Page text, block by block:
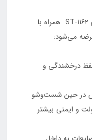
برای راحتی بیشتر، سینک ظرفشویی ST-۱۱۶۲ همراه با
می‌شود:
درخشندگی و
در حین شست‌وشو
و ایمنی بیشتر